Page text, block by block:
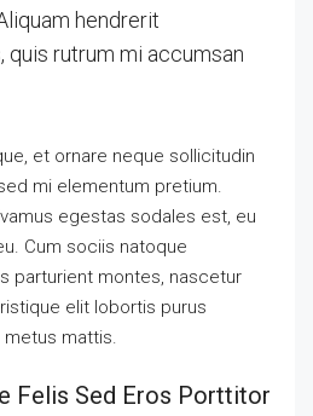
hendrerit
quis rutrum mi accumsan
et ornare neque sollicitudin
mi elementum pretium.
egestas sodales est, eu
Cum sociis natoque
parturient montes, nascetur
elit lobortis purus
mattis.
Felis Sed Eros Porttitor